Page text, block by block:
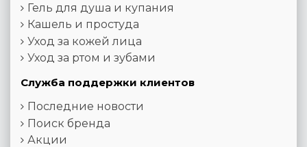
Гель для душа и купания
Кашель и простуда
Уход за кожей лица
Уход за ртом и зубами
Служба поддержки клиентов
Последние новости
Поиск бренда
Акции